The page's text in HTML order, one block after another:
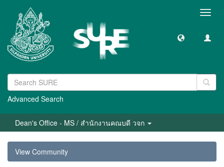
Advanced Search
Dean's Office - MS / สำนักงานคณบดี วจก
View Community